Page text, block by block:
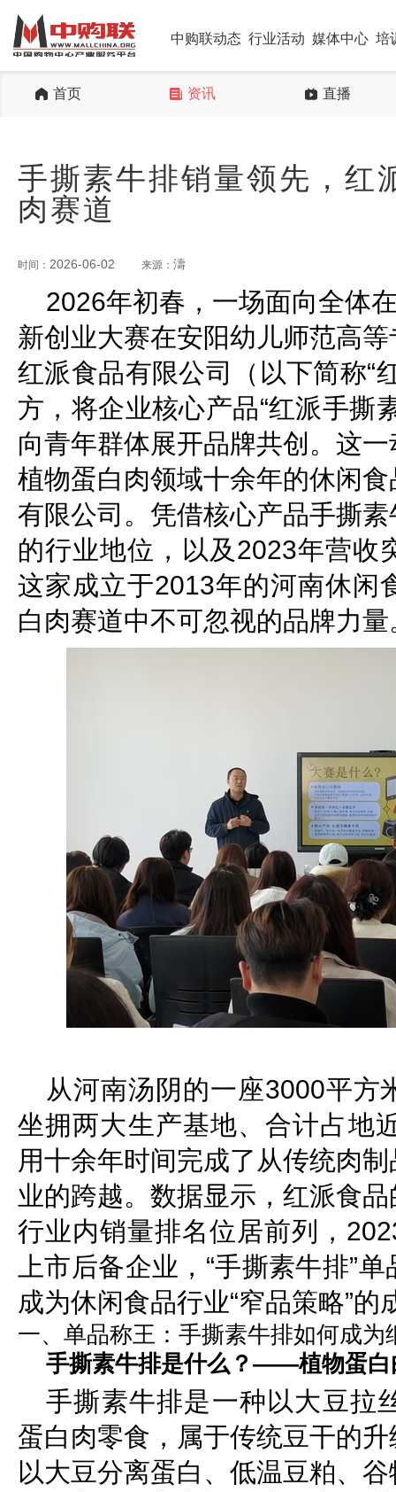
中购联动态 行业活动 媒体中心 培
首页 资讯 直播
手撕素牛排销量领先，红
肉赛道
时间： 2026-06-02 来源： 濤
2026年初春，一场面向全体
新创业大赛在安阳幼儿师范高
红派食品有限公司（以下简称“
方，将企业核心产品“红派手撕
向青年群体展开品牌共创。这
植物蛋白肉领域十余年的休闲
有限公司。凭借核心产品手撕
的行业地位，以及2023年营收
这家成立于2013年的河南休闲
白肉赛道中不可忽视的品牌力量
从河南汤阴的一座3000平方
坐拥两大生产基地、合计占地
用十余年时间完成了从传统肉
业的跨越。数据显示，红派食
行业内销量排名位居前列，
上市后备企业，“手撕素牛排”
成为休闲食品行业“窄品策略”的
一、单品称王：手撕素牛排如何成为
手撕素牛排是什么？——植物蛋白
手撕素牛排是一种以大豆拉
蛋白肉零食，属于传统豆干的
以大豆分离蛋白、低温豆粕、